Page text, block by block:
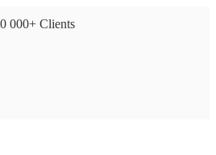
000+ Clients